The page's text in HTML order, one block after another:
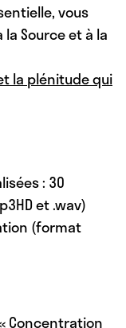
vous
Source et à la
la plénitude qui
: 30
et .wav)
(format
Concentration